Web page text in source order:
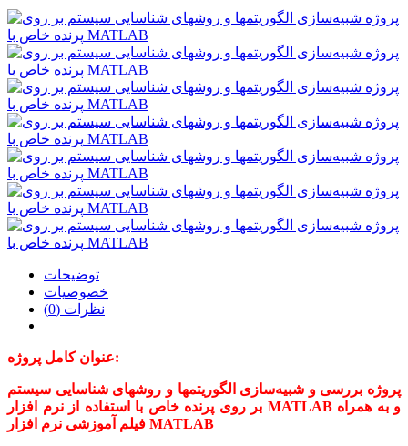
توضیحات
خصوصیات
نظرات (0)
عنوان کامل پروژه:
پروژه بررسی و شبیه‌سازی الگوریتمها و روشهای شناسایی سیستم
بر روی پرنده خاص با استفاده از نرم افزار MATLAB و به همراه
فیلم آموزشی نرم افزار MATLAB